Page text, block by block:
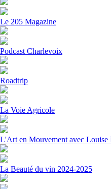
Le 205 Magazine
Podcast Charlevoix
Roadtrip
La Voie Agricole
L'Art en Mouvement avec Louise
La Beauté du vin 2024-2025